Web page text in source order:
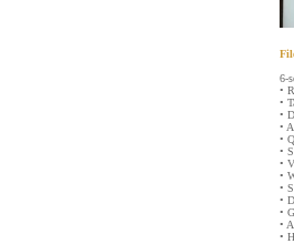
6-
•
•
•
•
•
•
•
•
•
•
•
•
•